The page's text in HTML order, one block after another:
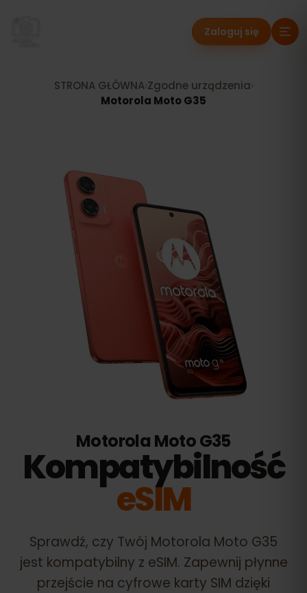
Zaloguj się
STRONA GŁÓWNA› Zgodne urządzenia
Motorola Moto G35
Motorola Moto G35
Kompatybilność
eSIM
Sprawdź, czy Twój Motorola Moto G35
jest kompatybilny z eSIM. Zapewnij płynne
przejście na cyfrowe karty SIM dzięki